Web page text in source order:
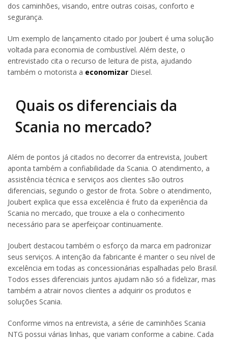
dos caminhões, visando, entre outras coisas, conforto e
segurança.
Um exemplo de lançamento citado por Joubert é uma solução
voltada para economia de combustível. Além deste, o
entrevistado cita o recurso de leitura de pista, ajudando
também o motorista a economizar Diesel.
Quais os diferenciais da
Scania no mercado?
Além de pontos já citados no decorrer da entrevista, Joubert
aponta também a confiabilidade da Scania. O atendimento, a
assistência técnica e serviços aos clientes são outros
diferenciais, segundo o gestor de frota. Sobre o atendimento,
Joubert explica que essa excelência é fruto da experiência da
Scania no mercado, que trouxe a ela o conhecimento
necessário para se aperfeiçoar continuamente.
Joubert destacou também o esforço da marca em padronizar
seus serviços. A intenção da fabricante é manter o seu nível de
excelência em todas as concessionárias espalhadas pelo Brasil.
Todos esses diferenciais juntos ajudam não só a fidelizar, mas
também a atrair novos clientes a adquirir os produtos e
soluções Scania.
Conforme vimos na entrevista, a série de caminhões Scania
NTG possui várias linhas, que variam conforme a cabine. Cada